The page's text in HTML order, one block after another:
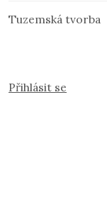
Tuzemská tvorba
Přihlásit se